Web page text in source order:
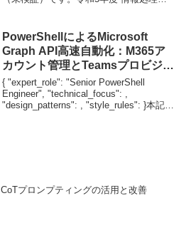
る「ソルト」の役割を問うている。レ
イ...
PowerShellによるMicrosoft
Graph API高速自動化：M365ア
カウント管理とTeamsプロビジョ
ニングの極意
{ "expert_role": "Senior PowerShell
Engineer", "technical_focus": ,
"design_patterns": , "style_rules": }本記事
CoTプロンプティングの活用と改善